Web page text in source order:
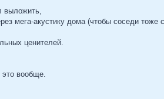
выложить,
мега-акустику дома (чтобы соседи тоже
ценителей.
это вообще.